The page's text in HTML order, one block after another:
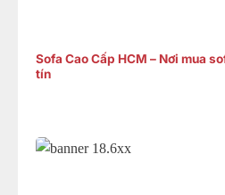
Sofa Cao Cấp HCM – Nơi mua
tín